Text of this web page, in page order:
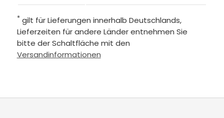
* gilt für Lieferungen innerhalb Deutschlands,
Lieferzeiten für andere Länder entnehmen Sie
bitte der Schaltfläche mit den
Versandinformationen